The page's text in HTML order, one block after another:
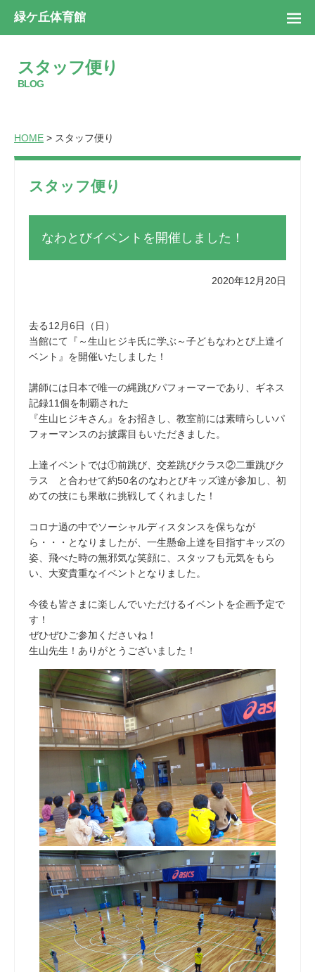
緑ケ丘体育館
スタッフ便り
BLOG
HOME > スタッフ便り
スタッフ便り
なわとびイベントを開催しました！
2020年12月20日
去る12月6日（日）
当館にて『～生山ヒジキ氏に学ぶ～子どもなわとび上達イ
ベント』を開催いたしました！
講師には日本で唯一の縄跳びパフォーマーであり、ギネス
記録11個を制覇された
『生山ヒジキさん』をお招きし、教室前には素晴らしいパ
フォーマンスのお披露目もいただきました。
上達イベントでは①前跳び、交差跳びクラス②二重跳びク
ラス と合わせて約50名のなわとびキッズ達が参加し、初
めての技にも果敢に挑戦してくれました！
コロナ過の中でソーシャルディスタンスを保ちなが
ら・・・となりましたが、一生懸命上達を目指すキッズの
姿、飛べた時の無邪気な笑顔に、スタッフも元気をもら
い、大変貴重なイベントとなりました。
今後も皆さまに楽しんでいただけるイベントを企画予定で
す！
ぜひぜひご参加くださいね！
生山先生！ありがとうございました！